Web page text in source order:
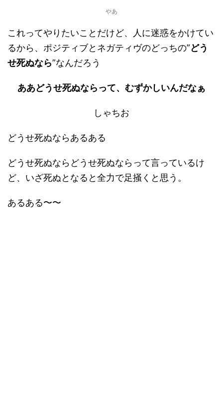
やあ
これってやりたいことだけど、人に迷惑をかけてい
るから、ポジティブとネガティヴのどっちの”どう
せ死ぬなら”なんだろう
ああどうせ死ぬならって、むずかしいんだなぁ
しゃちお
どうせ死ぬならあるある
どうせ死ぬならどうせ死ぬならって言っているけ
ど、いざ死ぬとなると全力で足掻くと思う。
あるある〜〜